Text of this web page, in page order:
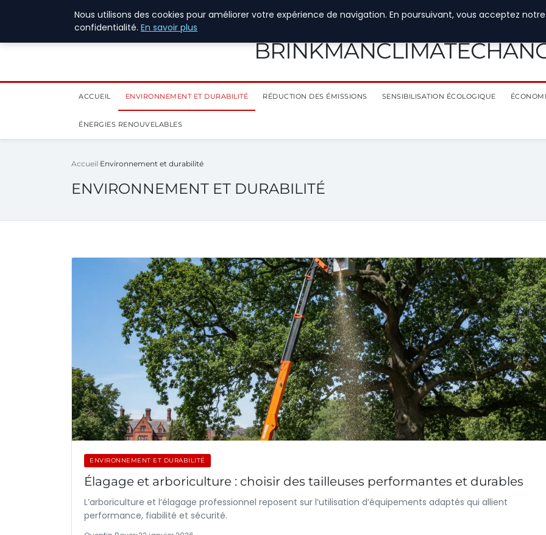
28 juillet 2026
ACCUEIL ENVIRONNEMENT ET DURABILITÉ RÉDUCTION DES ÉMISSIONS SENSIBILISATION ÉCOLOGIQUE
ÉNERGIES RENOUVELABLES
Accueil Environnement et durabilité
ENVIRONNEMENT ET DURABILITÉ
ENVIRONNEMENT ET DURABILITÉ
Élagage et arboriculture : choisir des tailleuses performantes et durables
L’arboriculture et l’élagage professionnel reposent sur l’utilisation d’équipements adaptés qui allient
performance, fiabilité et sécurité.
Nous utilisons des cookies pour améliorer votre expérience de navigation. En poursuivant, vous acceptez
confidentialité. En savoir plus